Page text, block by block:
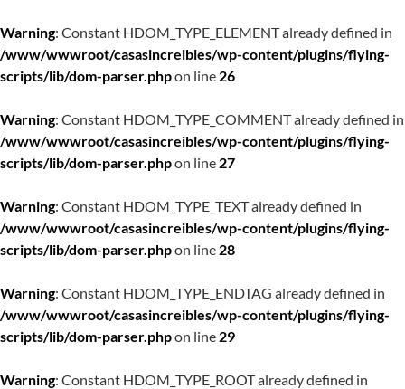
Warning: Constant HDOM_TYPE_ELEMENT already defined in
/www/wwwroot/casasincreibles/wp-content/plugins/flying-
scripts/lib/dom-parser.phpon line 26
Warning: Constant HDOM_TYPE_COMMENT already defined in
/www/wwwroot/casasincreibles/wp-content/plugins/flying-
scripts/lib/dom-parser.phpon line 27
Warning: Constant HDOM_TYPE_TEXT already defined in
/www/wwwroot/casasincreibles/wp-content/plugins/flying-
scripts/lib/dom-parser.phpon line 28
Warning: Constant HDOM_TYPE_ENDTAG already defined in
/www/wwwroot/casasincreibles/wp-content/plugins/flying-
scripts/lib/dom-parser.phpon line 29
Warning: Constant HDOM_TYPE_ROOT already defined in